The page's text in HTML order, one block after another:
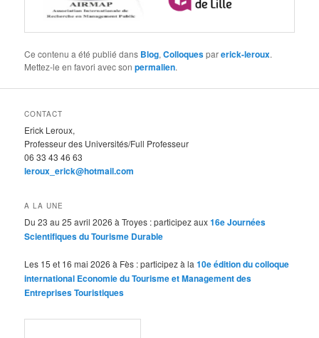
Ce contenu a été publié dans Blog,Colloquesparerick-leroux.
Mettez-le en favori avec sonpermalien.
CONTACT
Erick Leroux,
Professeur des Universités/Full Professeur
06 33 43 46 63
leroux_erick@hotmail.com
A LA UNE
Du 23 au 25 avril 2026 à Troyes : participez aux16e Journées
Scientifiques du Tourisme Durable
Les 15 et 16 mai 2026 à Fès : participez à la10e édition du colloque
international Economie du Tourisme et Management des
Entreprises Touristiques